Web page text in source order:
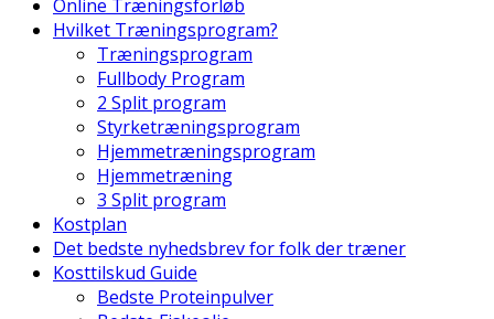
Online Træningsforløb
Hvilket Træningsprogram?
Træningsprogram
Fullbody Program
2 Split program
Styrketræningsprogram
Hjemmetræningsprogram
Hjemmetræning
3 Split program
Kostplan
Det bedste nyhedsbrev for folk der træner
Kosttilskud Guide
Bedste Proteinpulver